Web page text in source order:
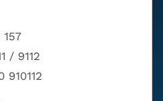
/ 9112
910112